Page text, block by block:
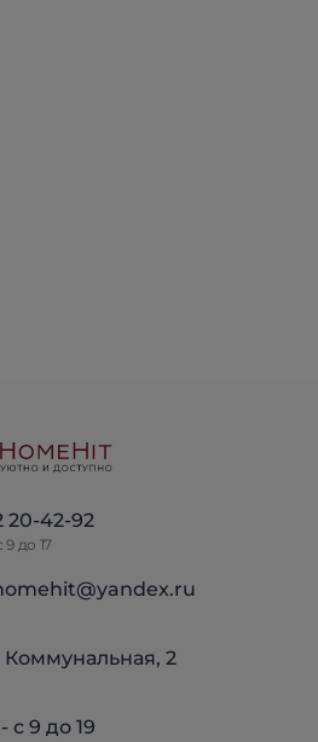
20-42-92
9 до 17
Коммунальная, 2
с 9 до 19